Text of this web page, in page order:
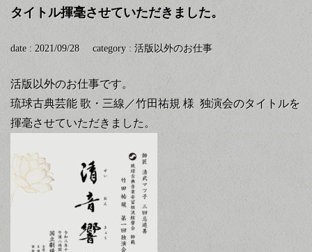
タイトル揮毫させていただきました。
date : 2021/09/28 category : 活版以外のお仕事
活版以外のお仕事です。
琉球古典芸能 歌・三線／竹田祐規 様 独演会のタイトルを
揮毫させていただきました。